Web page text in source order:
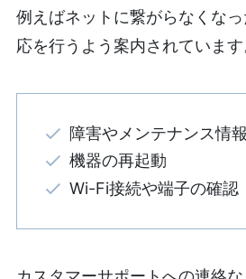
例えばネットに繋がらなくな
応を行うよう案内されています
障害やメンテナンス情
機器の再起動
Wi-Fi接続や端子の確認